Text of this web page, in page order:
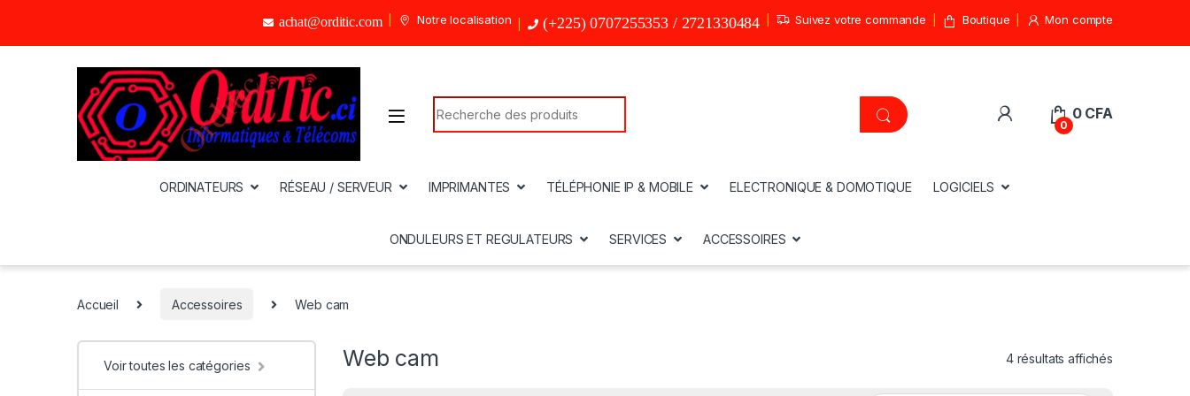
achat@orditic.com Notre localisation (+225) 0707255353 / 2721330484 Suivez votre commande Boutique Mon compte
Search for:
0
0 CFA
ORDINATEURS RÉSEAU / SERVEUR IMPRIMANTES TÉLÉPHONIE IP & MOBILE ELECTRONIQUE & DOMOTIQUE LOGICIELS
ONDULEURS ET REGULATEURS SERVICES ACCESSOIRES
Accueil Accessoires Web cam
Web cam 4 résultats affichés
Voir toutes les catégories